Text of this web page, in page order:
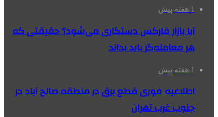
1 هفته پیش
آیا بازار فارکس دستکاری می‌شود؟ حقیقتی که
هر معامله‌گر باید بداند
1 هفته پیش
اطلاعیه فوری قطع برق در منطقه صالح آباد در
جنوب غرب تهران